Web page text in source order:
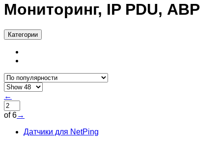
Мониторинг, IP PDU, АВР
Категории
←
of 6→
Датчики для NetPing